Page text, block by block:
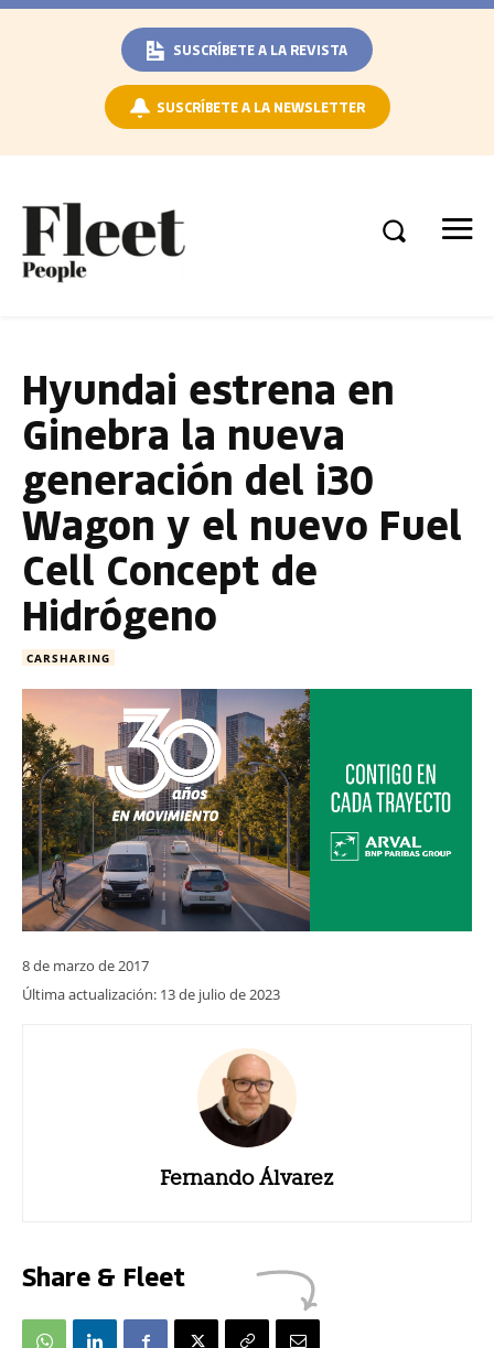
SUSCRÍBETE A LA REVISTA
SUSCRÍBETE A LA NEWSLETTER
Hyundai estrena en
Ginebra la nueva
generación del i30
Wagon y el nuevo Fuel
Cell Concept de
Hidrógeno
CARSHARING
8 de marzo de 2017
Última actualización: 13 de julio de 2023
Fernando Álvarez
Share & Fleet